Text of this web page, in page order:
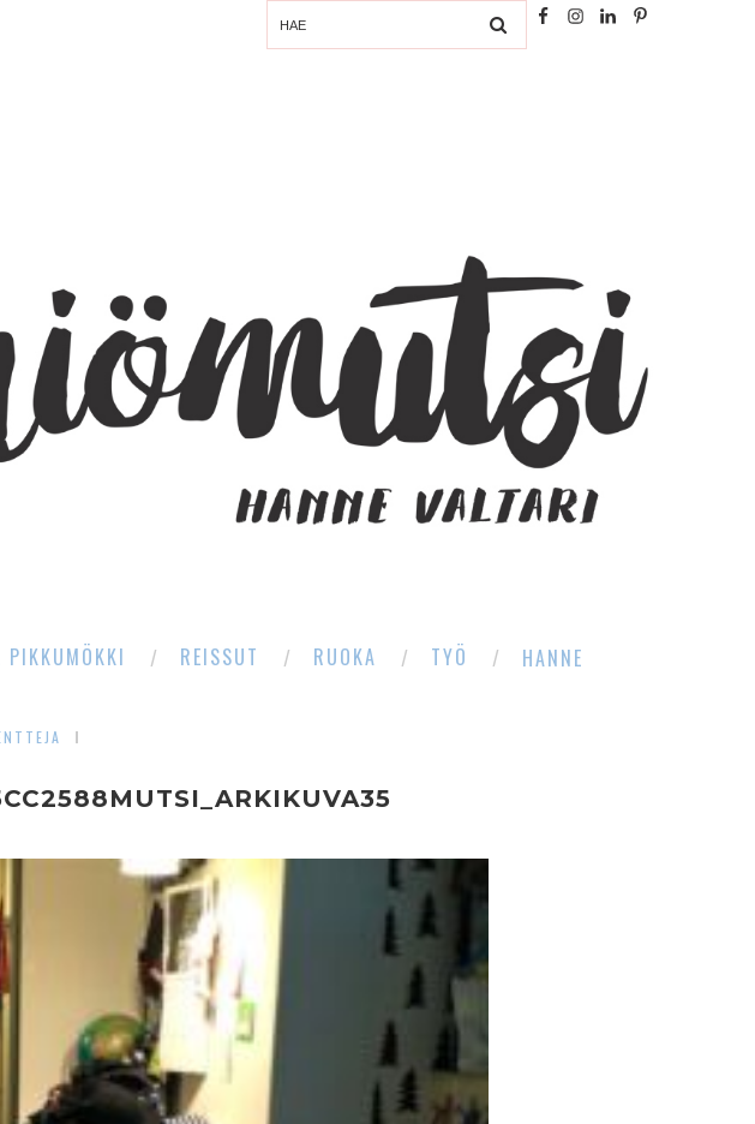
REISSUT RUOKA TYÖ HANNE